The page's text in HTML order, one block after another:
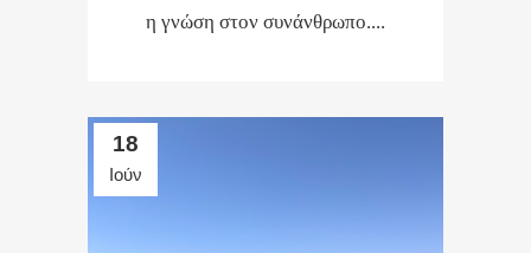
η γνώση στον συνάνθρωπο....
18
Ιούν